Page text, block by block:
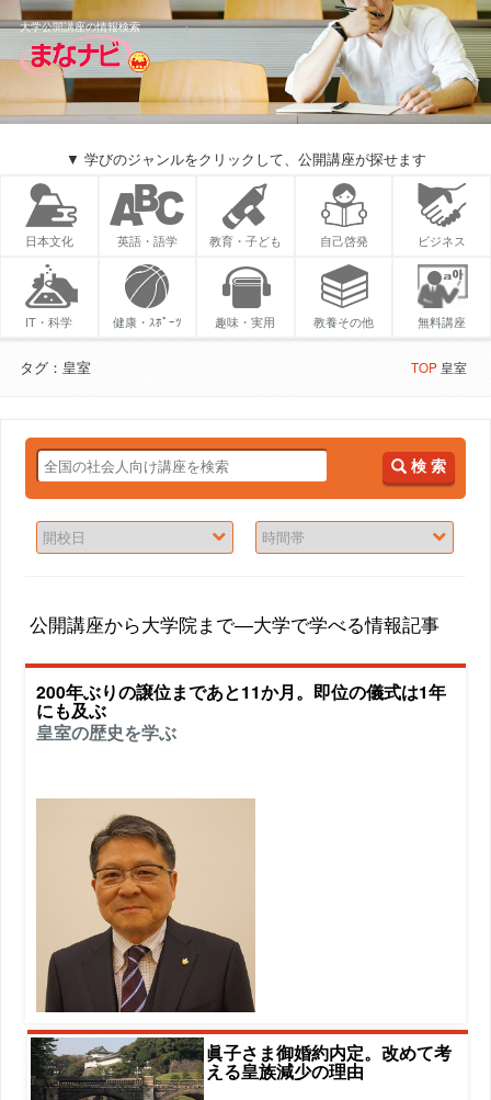
大学公開講座の情報検索
▼ 学びのジャンルをクリックして、公開講座が探せます
日本文化 英語・語学 教育・子ども 自己啓発 ビジネス
IT・科学 健康・ｽﾎﾟｰﾂ 趣味・実用 教養その他 無料講座
タグ：皇室 TOP皇室
検 索
公開講座から大学院まで―大学で学べる情報記事
200年ぶりの譲位まであと11か月。即位の儀式は1年
にも及ぶ
皇室の歴史を学ぶ
眞子さま御婚約内定。改めて考
える皇族減少の理由